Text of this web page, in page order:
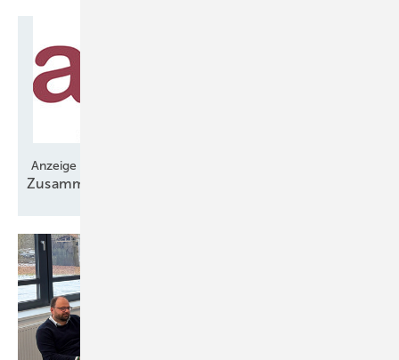
Anzeige
Zusammenarbeit für langfristige